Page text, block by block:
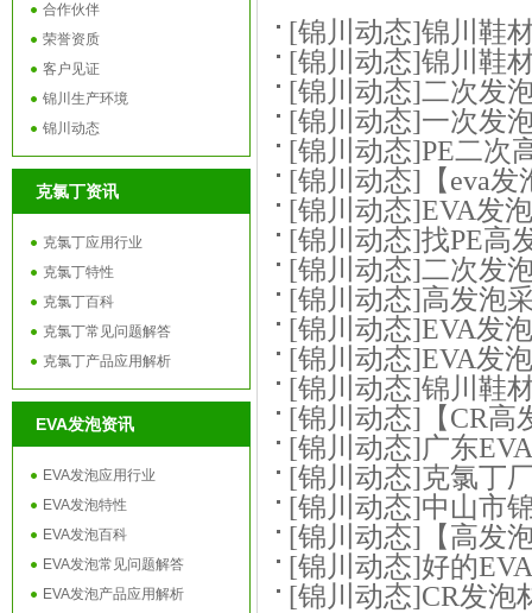
合作伙伴
荣誉资质
客户见证
锦川生产环境
锦川动态
克氯丁资讯
克氯丁应用行业
克氯丁特性
克氯丁百科
克氯丁常见问题解答
克氯丁产品应用解析
EVA发泡资讯
EVA发泡应用行业
EVA发泡特性
EVA发泡百科
EVA发泡常见问题解答
EVA发泡产品应用解析
[锦川动态]锦川鞋
[锦川动态]锦川鞋
[锦川动态]二次发
[锦川动态]一次发
[锦川动态]PE二次
[锦川动态] 【eva
[锦川动态]EVA发
[锦川动态]找PE高
[锦川动态]二次发
[锦川动态]高发泡
[锦川动态]EVA发
[锦川动态]EVA发
[锦川动态]锦川鞋
[锦川动态] 【CR
[锦川动态]广东
[锦川动态]克氯丁
[锦川动态]中山市
[锦川动态] 【高发
[锦川动态]好的
[锦川动态]CR发泡